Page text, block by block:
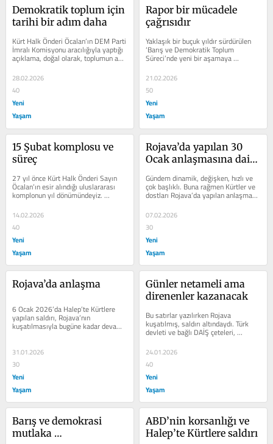
Demokratik toplum için
tarihi bir adım daha
Kürt Halk Önderi Öcalan’ın DEM Parti
İmralı Komisyonu aracılığıyla yaptığı
açıklama, doğal olarak, toplumun ana
gündemi oldu....
28.02.2026
40
Yeni
Yaşam
Rapor bir mücadele
çağrısıdır
Yaklaşık bir buçuk yıldır sürdürülen
‘Barış ve Demokratik Toplum
Süreci’nde yeni bir aşamaya
geçilmiştir. Konuyla ilgili iki önemli...
21.02.2026
50
Yeni
Yaşam
15 Şubat komplosu ve
süreç
27 yıl önce Kürt Halk Önderi Sayın
Öcalan’ın esir alındığı uluslararası
komplonun yıl dönümündeyiz.
Komplocuların amacı Kürt...
14.02.2026
40
Yeni
Yaşam
Rojava’da yapılan 30
Ocak anlaşmasına dair
Gündem dinamik, değişken, hızlı ve
çok başlıklı. Buna rağmen Kürtler ve
dostları Rojava’da yapılan anlaşmayı
tartışmaktadırlar....
07.02.2026
30
Yeni
Yaşam
Rojava’da anlaşma
6 Ocak 2026’da Halep’te Kürtlere
yapılan saldırı, Rojava’nın
kuşatılmasıyla bugüne kadar devam
etmiştir. 30 Ocak 26’da garantör...
31.01.2026
30
Yeni
Yaşam
Günler netameli ama
direnenler kazanacak
Bu satırlar yazılırken Rojava
kuşatılmış, saldırı altındaydı. Türk
devleti ve bağlı DAİŞ çeteleri,
Kürtlerin iradesini kırmak,...
24.01.2026
40
Yeni
Yaşam
Barış ve demokrasi
mutlaka
ABD’nin korsanlığı ve
Halep’te Kürtlere saldırı